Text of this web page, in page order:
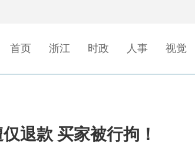
首页 浙江 时政 人事 视觉
退款 买家被行拘！